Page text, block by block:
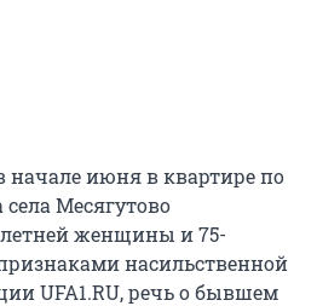
июня в квартире по
Месягутово
женщины и 75-
насильственной
UFA1.RU, речь о бывшем